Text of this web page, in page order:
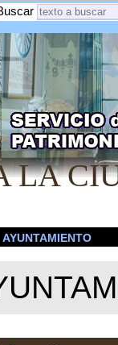
LA
AYUNTAMIENTO